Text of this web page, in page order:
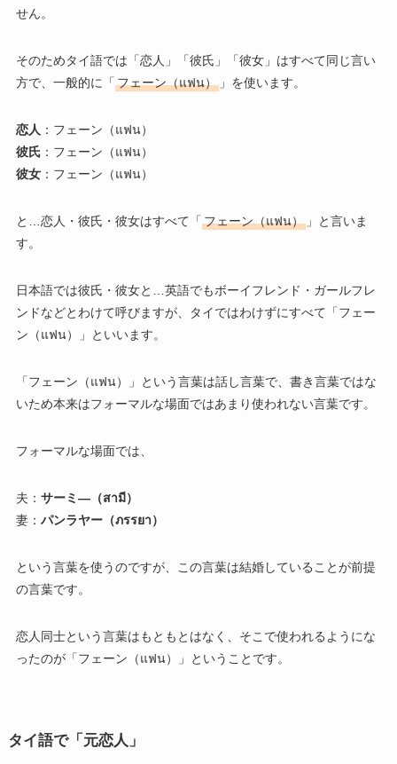
せん。
そのためタイ語では「恋人」「彼氏」「彼女」はすべて同じ言い
方で、一般的に「 フェーン（แฟน）」を使います。
恋人 ：フェーン（แฟน）
彼氏：フェーン（แฟน）
彼女：フェーン（แฟน）
と…恋人・彼氏・彼女はすべて「 フェーン（แฟน）」と言いま
す。
日本語では彼氏・彼女と…英語でもボーイフレンド・ガールフレ
ンドなどとわけて呼びますが、タイではわけずにすべて「フェー
ン（แฟน）」といいます。
「フェーン（แฟน）」という言葉は話し言葉で、書き言葉ではな
いため本来はフォーマルな場面ではあまり使われない言葉です。
フォーマルな場面では、
夫： サーミ―（สามี）
妻： パンラヤー（ภรรยา）
という言葉を使うのですが、この言葉は結婚していることが前提
の言葉です。
恋人同士という言葉はもともとはなく、そこで使われるようにな
ったのが「フェーン（แฟน）」ということです。
タイ語で「元恋人」